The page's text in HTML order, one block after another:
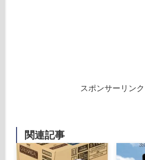
スポンサーリンク
関連記事